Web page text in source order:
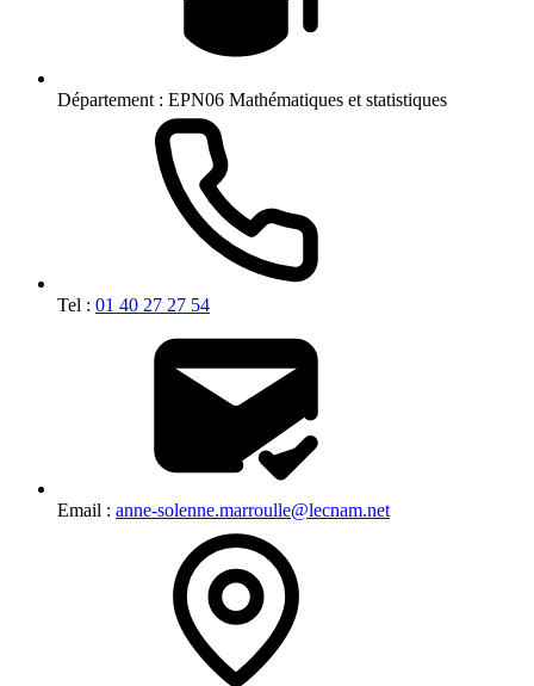
Département : EPN06 Mathématiques et statistiques
Tel : 01 40 27 27 54
Email : anne-solenne.marroulle@lecnam.net